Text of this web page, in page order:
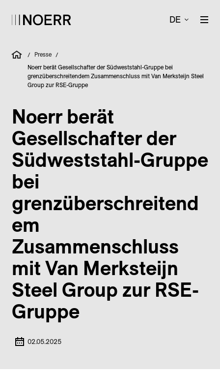
DE
/ Presse /
Noerr berät Gesellschafter der Südweststahl-Gruppe bei
grenzüberschreitendem Zusammenschluss mit Van Merksteijn Steel
Group zur RSE-Gruppe
Noerr berät
Gesellschafter der
Südweststahl-Gruppe
bei
grenzüberschreitend
em
Zusammenschluss
mit Van Merksteijn
Steel Group zur RSE-
Gruppe
02.05.2025